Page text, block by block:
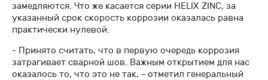
замедляются. Что же касается серии HELIX ZINC, за
указанный срок скорость коррозии оказалась равна
практически нулевой.
- Принято считать, что в первую очередь коррозия
затрагивает сварной шов. Важным открытием для нас
оказалось то, что это не так, - отметил генеральный